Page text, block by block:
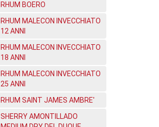
RHUM BOERO
RHUM MALECON INVECCHIATO
12 ANNI
RHUM MALECON INVECCHIATO
18 ANNI
RHUM MALECON INVECCHIATO
25 ANNI
RHUM SAINT JAMES AMBRE'
SHERRY AMONTILLADO